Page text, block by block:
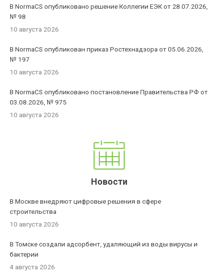
В NormaCS опубликовано решение Коллегии ЕЭК от 28.07.2026,
№ 98
10 августа 2026
В NormaCS опубликован приказ Ростехнадзора от 05.06.2026,
№ 197
10 августа 2026
В NormaCS опубликовано постановление Правительства РФ от
03.08.2026, № 975
10 августа 2026
Новости
В Москве внедряют цифровые решения в сфере
строительства
10 августа 2026
В Томске создали адсорбент, удаляющий из воды вирусы и
бактерии
4 августа 2026